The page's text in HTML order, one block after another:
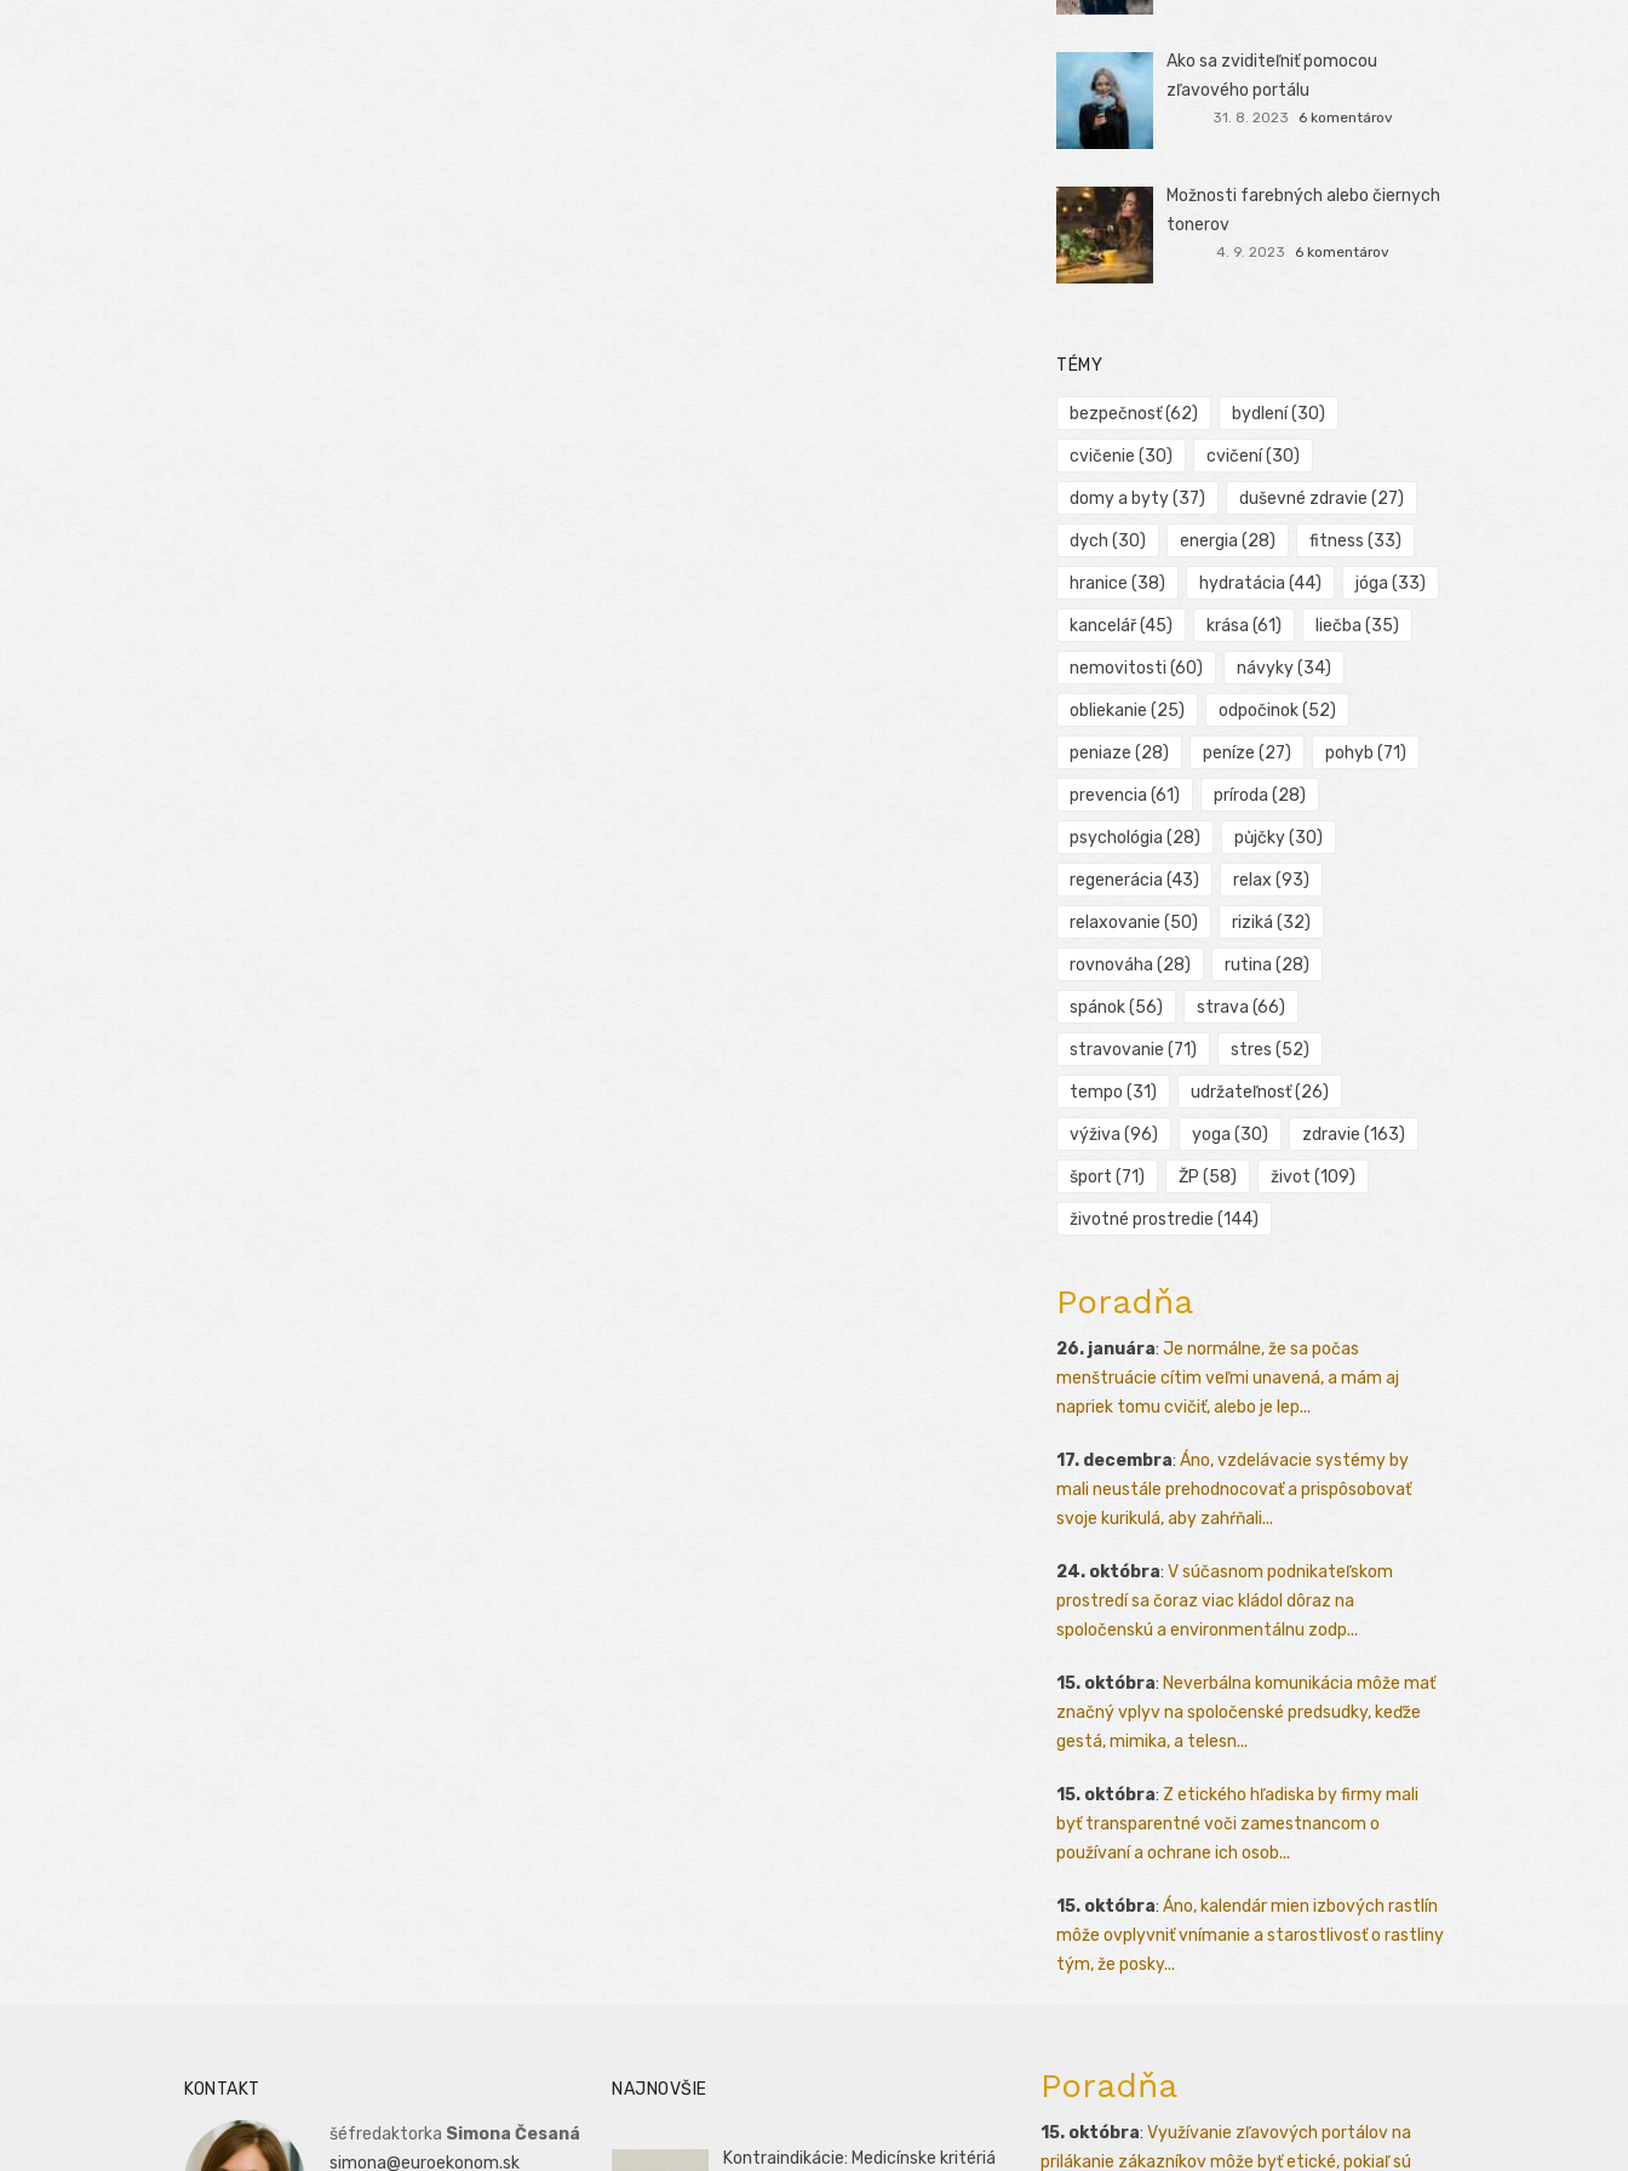
Ako sa zviditeľniť pomocou
zľavového portálu
31. 8. 2023 6 komentárov
Možnosti farebných alebo čiernych
tonerov
4. 9. 2023 6 komentárov
TÉMY
bezpečnosť(62) bydlení(30)
cvičenie (30) cvičení(30)
domy a byty(37) duševné zdravie (27)
dych (30) energia (28) fitness (33)
hranice (38) hydratácia (44) jóga (33)
kancelář(45) krása (61) liečba (35)
nemovitosti (60) návyky(34)
obliekanie (25) odpočinok(52)
peniaze (28) peníze (27) pohyb (71)
prevencia (61) príroda (28)
psychológia (28) půjčky(30)
regenerácia (43) relax (93)
relaxovanie (50) riziká (32)
rovnováha (28) rutina (28)
spánok(56) strava (66)
stravovanie (71) stres (52)
tempo (31) udržateľnosť(26)
výživa (96) yoga (30) zdravie (163)
šport (71) ŽP (58) život (109)
životné prostredie (144)
Poradňa
26. januára: Je normálne, že sa počas
menštruácie cítim veľmi unavená, a mám aj
napriek tomu cvičiť, alebo je lep...
17. decembra: Áno, vzdelávacie systémy by
mali neustále prehodnocovať a prispôsobovať
svoje kurikulá, aby zahŕňali...
24. októbra: V súčasnom podnikateľskom
prostredí sa čoraz viac kládol dôraz na
spoločenskú a environmentálnu zodp...
15. októbra: Neverbálna komunikácia môže mať
značný vplyv na spoločenské predsudky, keďže
gestá, mimika, a telesn...
15. októbra: Z etického hľadiska by firmy mali
byť transparentné voči zamestnancom o
používaní a ochrane ich osob...
15. októbra: Áno, kalendár mien izbových rastlín
môže ovplyvniť vnímanie a starostlivosť o rastliny
tým, že posky...
KONTAKT
šéfredaktorka Simona Česaná
simona@euroekonom.sk
NAJNOVŠIE
Kontraindikácie: Medicínske kritériá
Poradňa
15. októbra: Využívanie zľavových portálov na
prilákanie zákazníkov môže byť etické, pokiaľ sú